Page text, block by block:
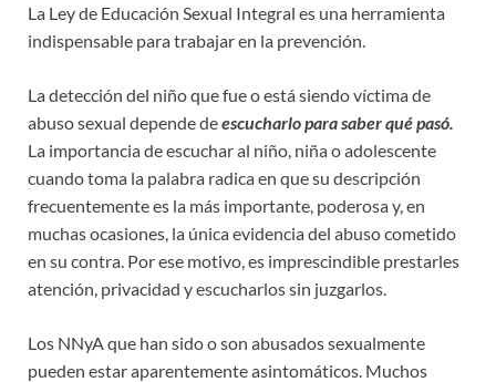
La Ley de Educación Sexual Integral es una herramienta
indispensable para trabajar en la prevención.
La detección del niño que fue o está siendo víctima de
abuso sexual depende deescucharlo para saber qué pasó.
La importancia de escuchar al niño, niña o adolescente
cuando toma la palabra radica en que su descripción
frecuentemente es la más importante, poderosa y, en
muchas ocasiones, la única evidencia del abuso cometido
en su contra. Por ese motivo, es imprescindible prestarles
atención, privacidad y escucharlos sin juzgarlos.
Los NNyA que han sido o son abusados sexualmente
pueden estar aparentemente asintomáticos. Muchos